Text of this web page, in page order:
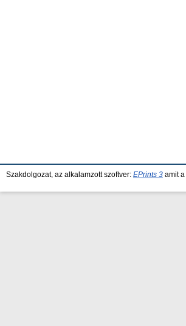
Szakdolgozat, az alkalamzott szoftver: EPrints 3 amit a